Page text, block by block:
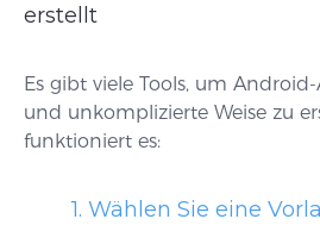
erstellt
Es gibt viele Tools, um
und unkomplizierte Weise zu
funktioniert es:
1. Wählen Sie eine